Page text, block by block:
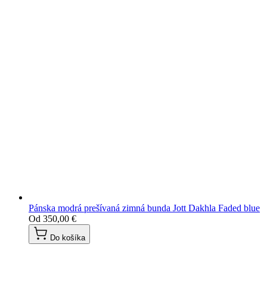
Pánska modrá prešívaná zimná bunda Jott Dakhla Faded blue
Od 350,00 €
Do košíka